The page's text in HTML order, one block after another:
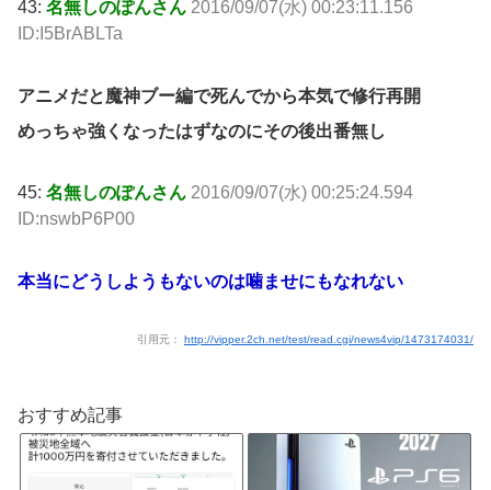
43: 名無しのぽんさん 2016/09/07(水) 00:23:11.156
ID:I5BrABLTa
アニメだと魔神ブー編で死んでから本気で修行再開
めっちゃ強くなったはずなのにその後出番無し
45: 名無しのぽんさん 2016/09/07(水) 00:25:24.594
ID:nswbP6P00
本当にどうしようもないのは噛ませにもなれない
引用元： http://vipper.2ch.net/test/read.cgi/news4vip/1473174031/
おすすめ記事